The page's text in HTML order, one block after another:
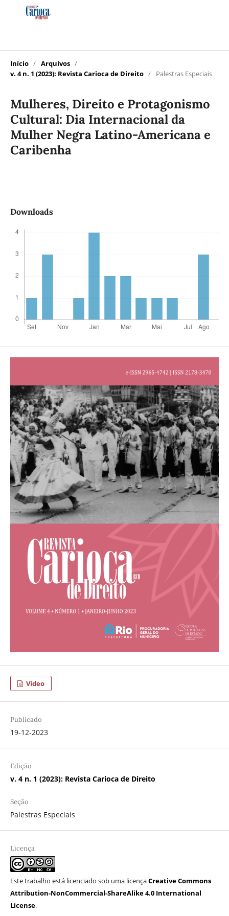
Início / Arquivos /
v. 4 n. 1 (2023): Revista Carioca de Direito / Palestras Especiais
Mulheres, Direito e Protagonismo
Cultural: Dia Internacional da
Mulher Negra Latino-Americana e
Caribenha
Downloads
Vídeo
Publicado
19-12-2023
Edição
v. 4 n. 1 (2023): Revista Carioca de Direito
Seção
Palestras Especiais
Licença
Este trabalho está licenciado sob uma licençaCreative Commons
Attribution-NonCommercial-ShareAlike 4.0 International
License.